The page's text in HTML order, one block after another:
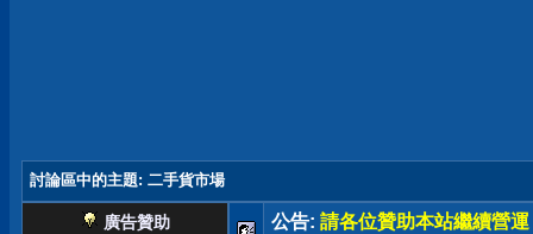
討論區中的主題: 二手貨市場
廣告贊助 公告: 請各位贊助本站繼續營運